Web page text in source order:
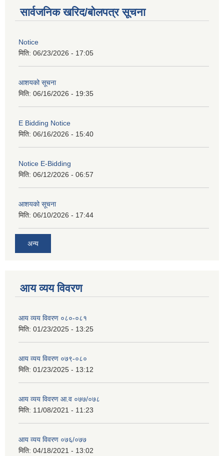
सार्वजनिक खरिद/बोलपत्र सूचना
Notice
मिति: 06/23/2026 - 17:05
आशयको सूचना
मिति: 06/16/2026 - 19:35
E Bidding Notice
मिति: 06/16/2026 - 15:40
Notice E-Bidding
मिति: 06/12/2026 - 06:57
आशयको सूचना
मिति: 06/10/2026 - 17:44
अन्य
आय व्यय विवरण
आय व्यय विवरण ०८०-०८१
मिति: 01/23/2025 - 13:25
आय व्यय विवरण ०७९-०८०
मिति: 01/23/2025 - 13:12
आय व्यय विवरण आ.व ०७७/०७८
मिति: 11/08/2021 - 11:23
आय व्यय विवरण ०७६/०७७
मिति: 04/18/2021 - 13:02